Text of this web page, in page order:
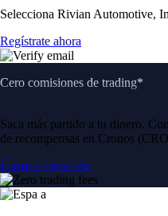
Selecciona Rivian Automotive,
Regístrate ahora
Cero comisiones de trading*
Saca más partido a tu dinero.
de recompensas en Cronos
Únete a Level Up